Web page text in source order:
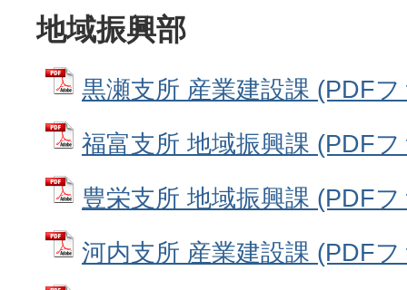
地域振興部
黒瀬支所 産業建設課 (PDF
福富支所 地域振興課 (PDF
豊栄支所 地域振興課 (PDF
河内支所 産業建設課 (PDF